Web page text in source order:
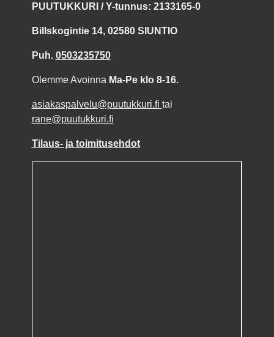
PUUTUKKURI / Y-tunnus: 2133165-0
Billskogintie 14, 02580 SIUNTIO
Puh. 0503235750
Olemme Avoinna Ma-Pe klo 8-16.
asiakaspalvelu@puutukkuri.fi tai
rane@puutukkuri.fi
Tilaus- ja toimitusehdot